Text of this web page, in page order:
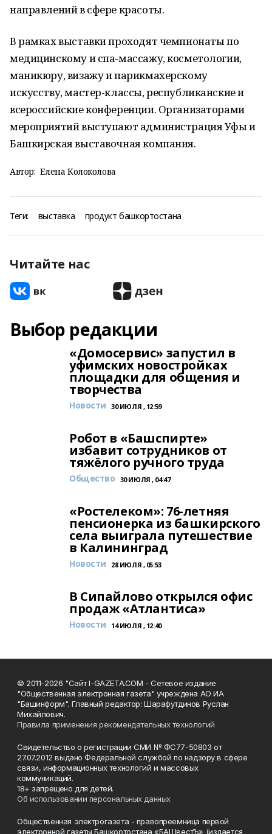
направлений в сфере красоты.
В рамках выставки проходят чемпионаты по
медицинскому и спа-массажу, косметологии,
маникюру, визажу и парикмахерскому
искусству, мастер-классы, республиканские и
всероссийские конференции. Организаторами
мероприятий выступают администрация Уфы и
Башкирская выставочная компания.
Автор: Елена Колоколова
Теги: выставка продукт башкортостана
Читайте нас
Выбор редакции
«Домосервис» запустил в
уфимских новостройках
площадки для общения и
творчества
Новости 30 ИЮЛЯ , 12:59
Робот в «Башспирте»
избавит сотрудников от
тяжёлого ручного труда
Общество 30 ИЮЛЯ , 04:47
«Ростелеком»: 76-летняя
пенсионерка из башкирского
села выиграла путешествие
в Калининград
Новости 28 ИЮЛЯ , 05:53
В Сипайлово открылся офис
продаж «Атлантиса»
Новости 14 ИЮЛЯ , 12:40
© 2011-2026 "Сайт I-GAZETA.COM - Сетевое издание
"Общественная электронная газета" учреждена АО ИА
"Башинформ". Главный редактор: Шарафутдинов Руслан
Михайлович.
Правила применения рекомендательных технологий
Свидетельство о регистрации СМИ № ФС77-50803 от
27.07.2012 выдано Федеральной службой по надзору в сфере
связи, информационных технологий и массовых
коммуникаций.
18+ запрещено для детей.
Об использовании персональных данных
Общественная электрогазета - правопреемница первой
электронной газеты Башкортостана «БАШвестЪ» (издается